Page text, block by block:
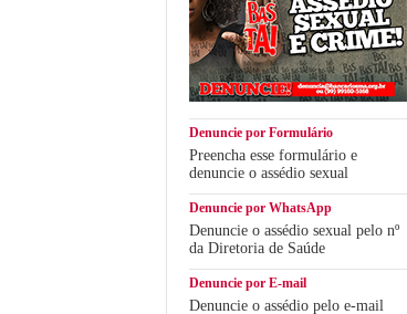
Denuncie por Formulário
Preencha esse formulário e
denuncie o assédio sexual
Denuncie por WhatsApp
Denuncie o assédio sexual pelo nº
da Diretoria de Saúde
Denuncie por E-mail
Denuncie o assédio pelo e-mail